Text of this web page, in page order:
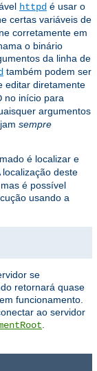
httpd é usar o
certas variáveis ​​de
corretamente em
o binário
da linha de
também podem ser
editar diretamente
no início para
argumentos
sempre
é localizar e
localização deste
é possível
usando a
se
retornará quase
funcionamento.
ao servidor